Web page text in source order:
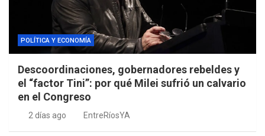
POLÍTICA Y ECONOMÍA
Descoordinaciones, gobernadores rebeldes y
el “factor Tini”: por qué Milei sufrió un calvario
en el Congreso
2 días ago EntreRíosYA